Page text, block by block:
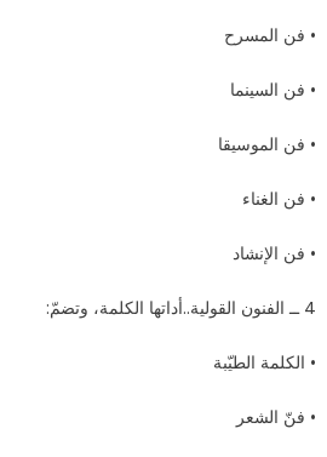
• فن المسرح
• فن السينما
• فن الموسيقا
• فن الغناء
• فن الإنشاد
4 ــ الفنون القولية..أداتها الكلمة، وتضمّ:
• الكلمة الطيّبة
• فنّ الشعر